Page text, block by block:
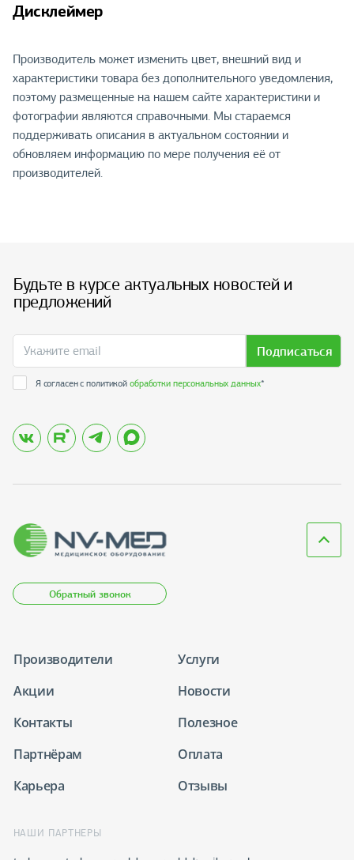
Дисклеймер
Производитель может изменить цвет, внешний вид и
характеристики товара без дополнительного уведомления,
поэтому размещенные на нашем сайте характеристики и
фотографии являются справочными. Мы стараемся
поддерживать описания в актуальном состоянии и
обновляем информацию по мере получения её от
производителей.
Будьте в курсе актуальных новостей и
предложений
Подписаться
Я согласен с политикойобработки персональных данных*
Обратный звонок
Производители
Услуги
Акции
Новости
Контакты
Полезное
Партнёрам
Оплата
Карьера
Отзывы
НАШИ ПАРТНЕРЫ